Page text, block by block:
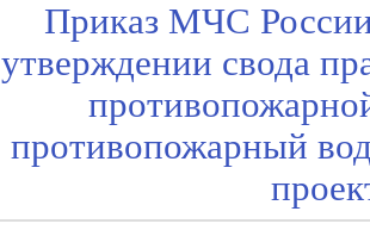
Приказ МЧС
утверждении свода
противопожарный